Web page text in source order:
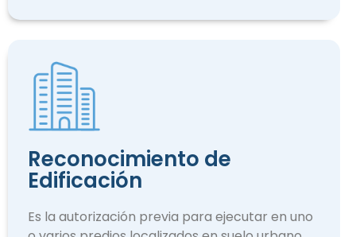
Reconocimiento de
Edificación
Es la autorización previa para ejecutar en uno